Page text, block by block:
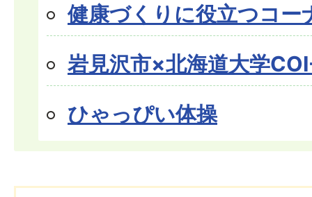
健康づくりに役立つコー
岩見沢市×北海道大学
ひゃっぴい体操